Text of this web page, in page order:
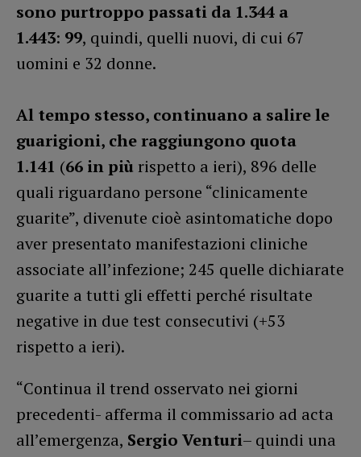
sono purtroppo passati da 1.344 a
1.443: 99, quindi, quelli nuovi, di cui 67
uomini e 32 donne.
Al tempo stesso, continuano a salire le
guarigioni, che raggiungono quota
1.141 (66 in più rispetto a ieri), 896 delle
quali riguardano persone “clinicamente
guarite”, divenute cioè asintomatiche dopo
aver presentato manifestazioni cliniche
associate all’infezione; 245 quelle dichiarate
guarite a tutti gli effetti perché risultate
negative in due test consecutivi (+53
rispetto a ieri).
“Continua il trend osservato nei giorni
precedenti- afferma il commissario ad acta
all’emergenza, Sergio Venturi– quindi una